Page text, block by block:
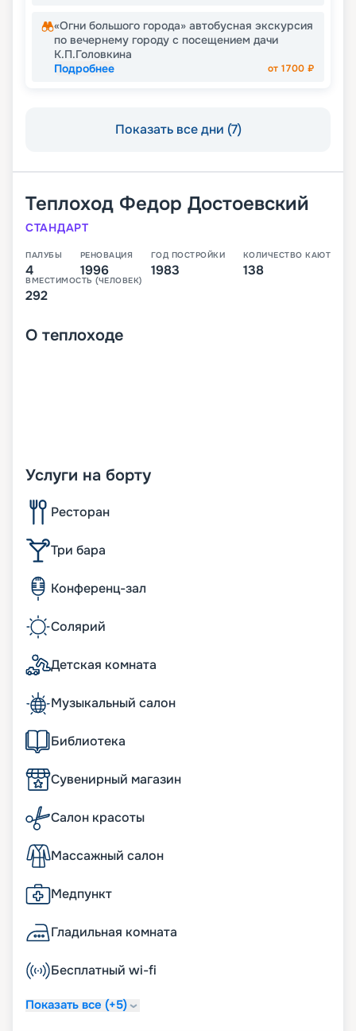
«Огни большого города» автобусная экскурсия
по вечернему городу с посещением дачи
К.П.Головкина
Подробнее
от1700 ₽
Показать все дни (7)
Теплоход Федор Достоевский
СТАНДАРТ
ПАЛУБЫ
4
РЕНОВАЦИЯ
1996
ГОД ПОСТРОЙКИ
1983
КОЛИЧЕСТВО КАЮТ
138
ВМЕСТИМОСТЬ (ЧЕЛОВЕК)
292
О теплоходе
Услуги на борту
Ресторан
Три бара
Конференц-зал
Солярий
Детская комната
Музыкальный салон
Библиотека
Сувенирный магазин
Салон красоты
Массажный салон
Медпункт
Гладильная комната
Бесплатный wi-fi
Показать все (+5)